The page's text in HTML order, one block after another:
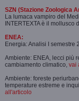
SZN (Stazione Zoologica
La lumaca vampiro del
INTERTEXTA è il mollusco
ENEA:
Energia: Analisi I semestre
Ambiente: ENEA, lecci più
cambiamento climatico, vai
Ambiente: foreste
temperature estreme e
all'articolo